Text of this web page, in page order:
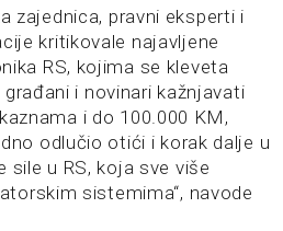
zajednica, pravni eksperti i
kritikovale najavljene
RS, kojima se kleveta
i novinari kažnjavati
i do 100.000 KM,
odlučio otići i korak dalje u
sile u RS, koja sve više
sistemima“, navode